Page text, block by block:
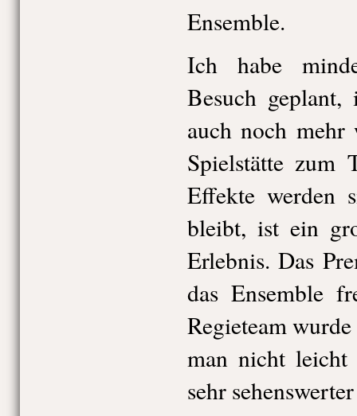
Ensemble.
Ich habe
Besuch
auch noch mehr
Spielstätte zum
Effekte werden
bleibt, ist ein
Erlebnis. Das
das Ensemble
Regieteam
man nicht leicht
sehr